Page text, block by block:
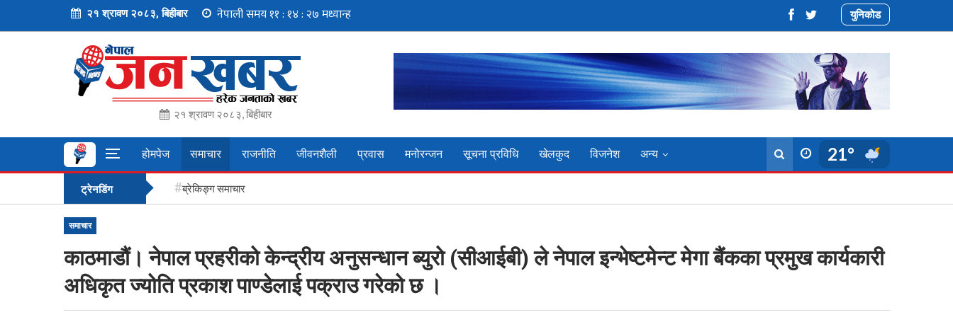
युनिकोड
२१ श्रावण २०८३, बिहीबार
२१ श्रावण २०८३, बिहीबार
होमपेज समाचार राजनीति जीवनशैली प्रवास मनोरन्जन सूचना प्रविधि खेलकुद विजनेश अन्य 21°
ट्रेनडिंग ब्रेकिङ्ग समाचार
समाचार
काठमाडौं। नेपाल प्रहरीको केन्द्रीय अनुसन्धान ब्युरो (सीआईबी) ले नेपाल इन्भेष्टमेन्ट मेगा बैंकका प्रमुख कार्यकारी
अधिकृत ज्योति प्रकाश पाण्डेलाई पक्राउ गरेको छ ।